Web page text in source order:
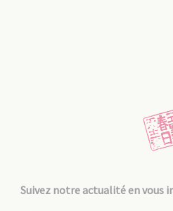
Suivez notre actualité en vous